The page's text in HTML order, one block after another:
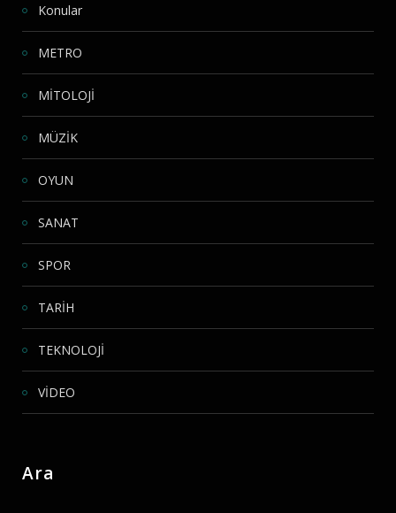
Konular
METRO
MİTOLOJİ
MÜZİK
OYUN
SANAT
SPOR
TARİH
TEKNOLOJİ
VİDEO
Ara